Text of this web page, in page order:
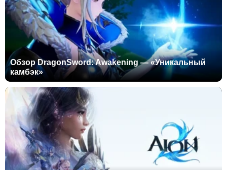
Обзор DragonSword: Awakening — «Уникальный
камбэк»